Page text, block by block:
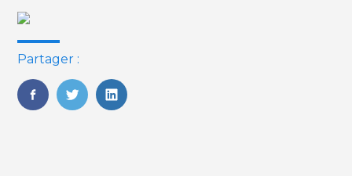
Partager :
FaceBook
TwitterLinkedIn